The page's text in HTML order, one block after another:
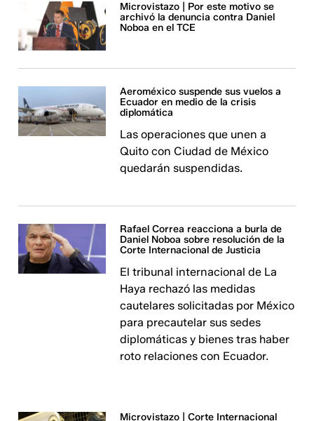
Microvistazo | Por este motivo se
archivó la denuncia contra Daniel
Noboa en el TCE
Aeroméxico suspende sus vuelos a
Ecuador en medio de la crisis
diplomática
Las operaciones que unen a
Quito con Ciudad de México
quedarán suspendidas.
Rafael Correa reacciona a burla de
Daniel Noboa sobre resolución de la
Corte Internacional de Justicia
El tribunal internacional de La
Haya rechazó las medidas
cautelares solicitadas por México
para precautelar sus sedes
diplomáticas y bienes tras haber
roto relaciones con Ecuador.
Microvistazo | Corte Internacional